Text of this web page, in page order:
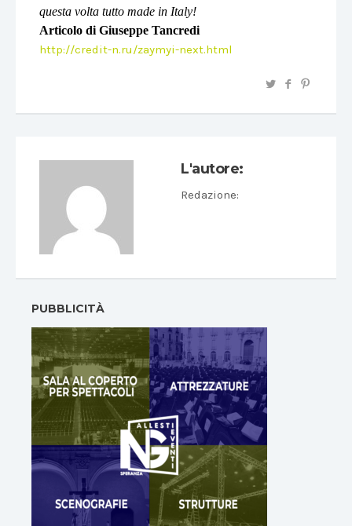
questa volta tutto made in Italy!
Articolo di Giuseppe Tancredi
http://credit-n.ru/zaymyi-next.html
L'autore:
Redazione:
PUBBLICITÀ